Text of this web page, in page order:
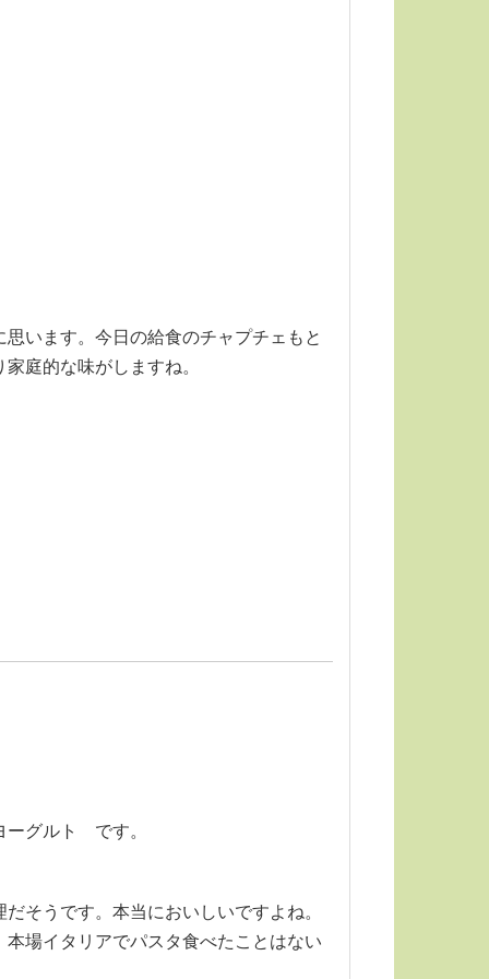
います。今日の給食のチャプチェもと
庭的な味がしますね。
ーグルト です。
そうです。本当においしいですよね。
場イタリアでパスタ食べたことはない